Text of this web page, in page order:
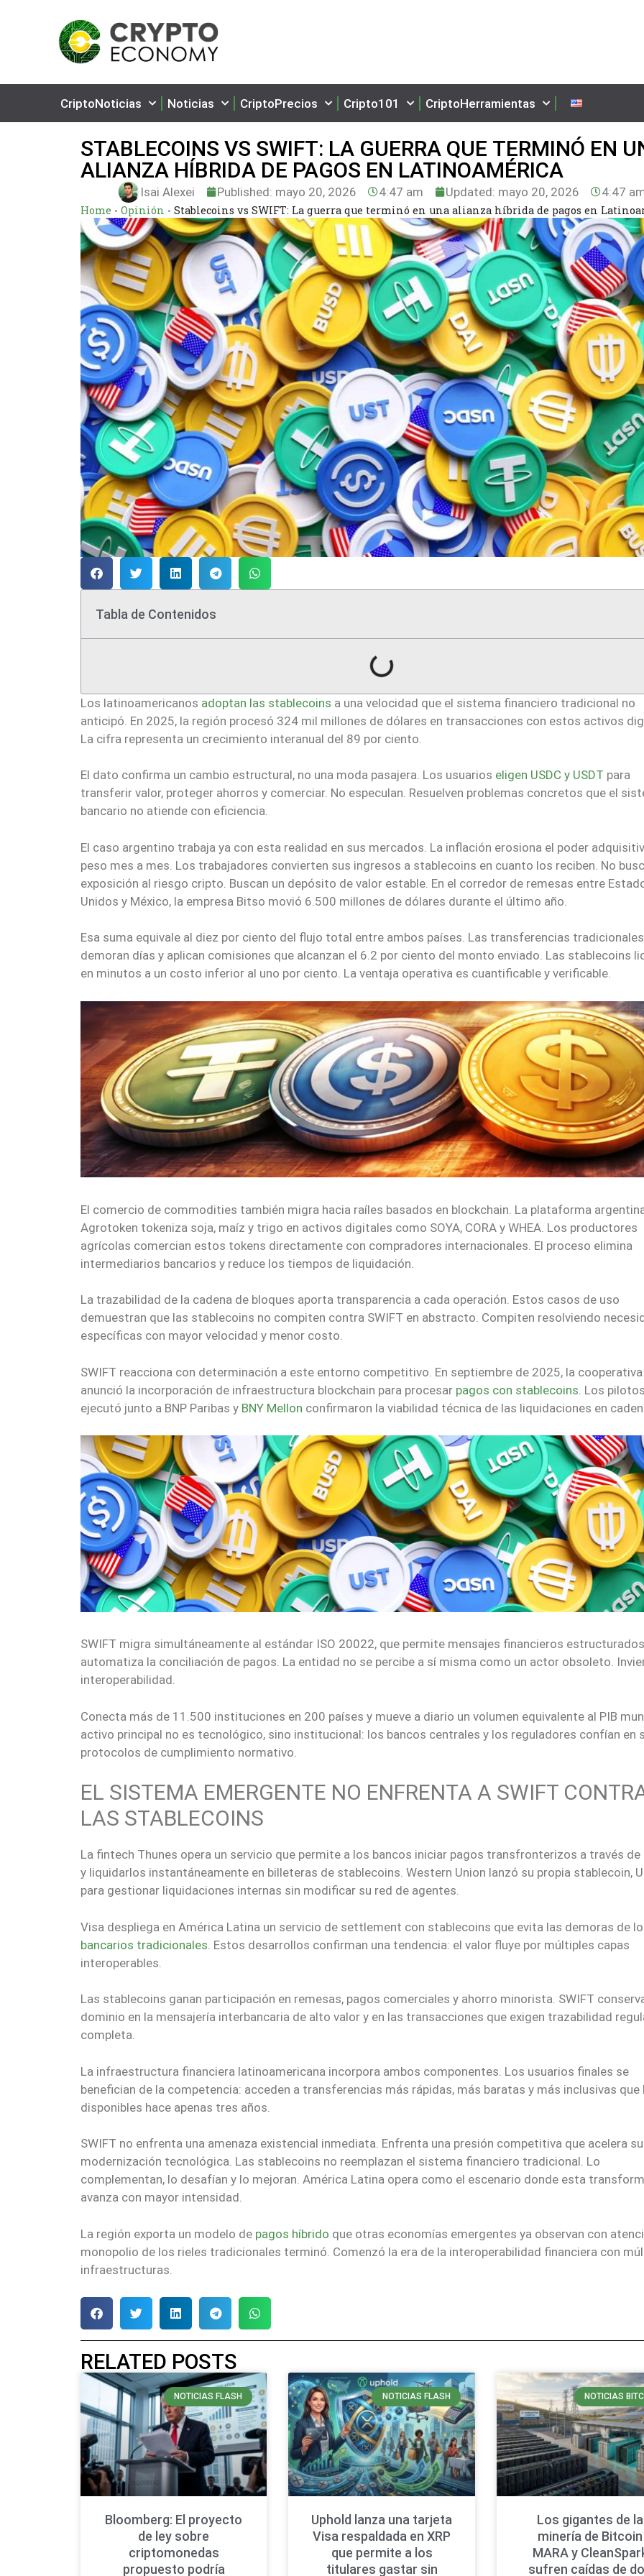
CriptoNoticias Noticias CriptoPrecios Cripto101 CriptoHerramientas
STABLECOINS VS SWIFT: LA GUERRA QUE TERMINÓ EN
ALIANZA HÍBRIDA DE PAGOS EN LATINOAMÉRICA
Isai Alexei Published: mayo 20, 2026 4:47 am Updated: mayo 20, 2026 4:47
Home - Opinión - Stablecoins vs SWIFT: La guerra que terminó en una alianza híbrida de pagos en
Tabla de Contenidos
Los latinoamericanos adoptan las stablecoins a una velocidad que el sistema financiero tradicional no
anticipó. En 2025, la región procesó 324 mil millones de dólares en transacciones con estos activos
La cifra representa un crecimiento interanual del 89 por ciento.
El dato confirma un cambio estructural, no una moda pasajera. Los usuarios eligen USDC y USDT para
transferir valor, proteger ahorros y comerciar. No especulan. Resuelven problemas concretos que el
bancario no atiende con eficiencia.
El caso argentino trabaja ya con esta realidad en sus mercados. La inflación erosiona el poder
peso mes a mes. Los trabajadores convierten sus ingresos a stablecoins en cuanto los reciben. No
exposición al riesgo cripto. Buscan un depósito de valor estable. En el corredor de remesas entre
Unidos y México, la empresa Bitso movió 6.500 millones de dólares durante el último año.
Esa suma equivale al diez por ciento del flujo total entre ambos países. Las transferencias tradicionales
demoran días y aplican comisiones que alcanzan el 6.2 por ciento del monto enviado. Las stablecoins
en minutos a un costo inferior al uno por ciento. La ventaja operativa es cuantificable y verificable.
El comercio de commodities también migra hacia raíles basados en blockchain. La plataforma
Agrotoken tokeniza soja, maíz y trigo en activos digitales como SOYA, CORA y WHEA. Los productores
agrícolas comercian estos tokens directamente con compradores internacionales. El proceso elimina
intermediarios bancarios y reduce los tiempos de liquidación.
La trazabilidad de la cadena de bloques aporta transparencia a cada operación. Estos casos de uso
demuestran que las stablecoins no compiten contra SWIFT en abstracto. Compiten resolviendo
específicas con mayor velocidad y menor costo.
SWIFT reacciona con determinación a este entorno competitivo. En septiembre de 2025, la cooperativa
anunció la incorporación de infraestructura blockchain para procesar pagos con stablecoins . Los
ejecutó junto a BNP Paribas y BNY Mellon confirmaron la viabilidad técnica de las liquidaciones en
SWIFT migra simultáneamente al estándar ISO 20022, que permite mensajes financieros
automatiza la conciliación de pagos. La entidad no se percibe a sí misma como un actor obsoleto.
interoperabilidad.
Conecta más de 11.500 instituciones en 200 países y mueve a diario un volumen equivalente al PIB
activo principal no es tecnológico, sino institucional: los bancos centrales y los reguladores confían en
protocolos de cumplimiento normativo.
EL SISTEMA EMERGENTE NO ENFRENTA A SWIFT
LAS STABLECOINS
La fintech Thunes opera un servicio que permite a los bancos iniciar pagos transfronterizos a través de
y liquidarlos instantáneamente en billeteras de stablecoins. Western Union lanzó su propia stablecoin,
para gestionar liquidaciones internas sin modificar su red de agentes.
Visa despliega en América Latina un servicio de settlement con stablecoins que evita las demoras de
bancarios tradicionales . Estos desarrollos confirman una tendencia: el valor fluye por múltiples capas
interoperables.
Las stablecoins ganan participación en remesas, pagos comerciales y ahorro minorista. SWIFT
dominio en la mensajería interbancaria de alto valor y en las transacciones que exigen trazabilidad
completa.
La infraestructura financiera latinoamericana incorpora ambos componentes. Los usuarios finales se
benefician de la competencia: acceden a transferencias más rápidas, más baratas y más inclusivas que
disponibles hace apenas tres años.
SWIFT no enfrenta una amenaza existencial inmediata. Enfrenta una presión competitiva que acelera su
modernización tecnológica. Las stablecoins no reemplazan el sistema financiero tradicional. Lo
complementan, lo desafían y lo mejoran. América Latina opera como el escenario donde esta
avanza con mayor intensidad.
La región exporta un modelo de pagos híbrido que otras economías emergentes ya observan con
monopolio de los rieles tradicionales terminó. Comenzó la era de la interoperabilidad financiera con
infraestructuras.
RELATED POSTS
NOTICIAS FLASH
Bloomberg: El proyecto
de ley sobre
criptomonedas
propuesto podría
NOTICIAS FLASH
Uphold lanza una tarjeta
Visa respaldada en XRP
que permite a los
titulares gastar sin
NOTICIAS
Los gigantes de la
minería de Bitcoin
MARA y
sufren caídas de